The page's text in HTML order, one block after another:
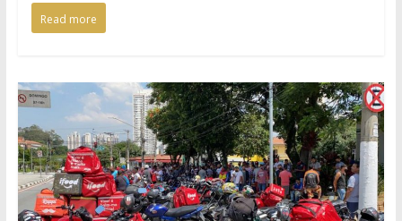
Read more